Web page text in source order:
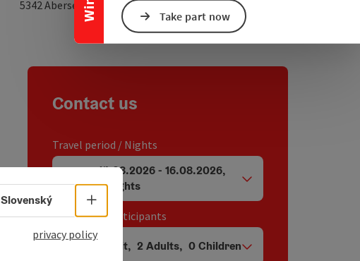
Take part now
5342Abersee - St. Gilgen open in Google Maps
Contact us
Travel period / Nights
arrival and departure fields
14.08.2026- 16.08.2026,
2Nights
Unit / Tour participants
Number of units and person fields
Unit, 2 Adults, 0 Children
Select language - Open menu
Slovenský
privacy policy